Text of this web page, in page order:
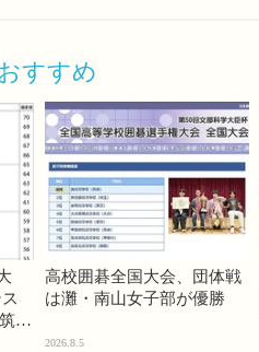
すすめ
駒
高校囲碁全国大会、団体戦
は灘・南山女子部が優勝
2026.8.5